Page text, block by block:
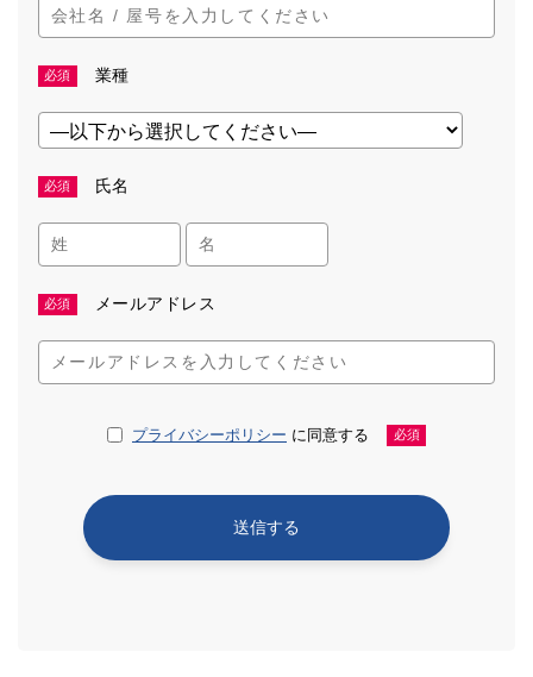
必須 業種
必須 氏名
必須 メールアドレス
プライバシーポリシー に同意する 必須